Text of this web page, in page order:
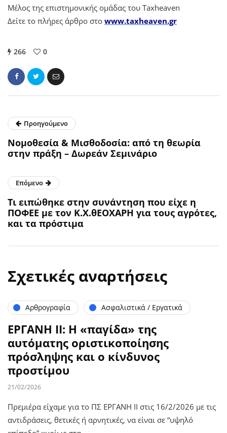
Μέλος της επιστημονικής ομάδας του Taxheaven
Δείτε το πλήρες άρθρο στο www.taxheaven.gr
266 0
Προηγούμενο
Νομοθεσία & Μισθοδοσία: από τη θεωρία
στην πράξη – Δωρεάν Σεμινάριο
Επόμενο
Τι ειπώθηκε στην συνάντηση που είχε η
ΠΟΦΕΕ με τον Κ.Χ.θΕΟΧΑΡΗ για τους αγρότες,
και τα πρόστιμα
Σχετικές αναρτήσεις
Αρθρογραφία Ασφαλιστικά / Εργατικά
ΕΡΓΑΝΗ ΙΙ: Η «παγίδα» της
αυτόματης οριστικοποίησης
πρόσληψης και ο κίνδυνος
προστίμου
21/02/2026
Πρεμιέρα είχαμε για το ΠΣ ΕΡΓΑΝΗ ΙΙ στις 16/2/2026 με τις
αντιδράσεις, θετικές ή αρνητικές, να είναι σε “υψηλό